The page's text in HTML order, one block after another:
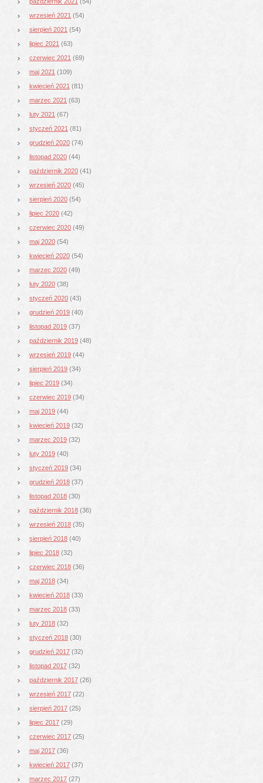
wrzesień 2021 (54)
sierpień 2021 (54)
lipiec 2021 (63)
czerwiec 2021 (69)
maj 2021 (109)
kwiecień 2021 (81)
marzec 2021 (63)
luty 2021 (67)
styczeń 2021 (81)
grudzień 2020 (74)
listopad 2020 (44)
październik 2020 (41)
wrzesień 2020 (45)
sierpień 2020 (54)
lipiec 2020 (42)
czerwiec 2020 (49)
maj 2020 (54)
kwiecień 2020 (54)
marzec 2020 (49)
luty 2020 (38)
styczeń 2020 (43)
grudzień 2019 (40)
listopad 2019 (37)
październik 2019 (48)
wrzesień 2019 (44)
sierpień 2019 (34)
lipiec 2019 (34)
czerwiec 2019 (34)
maj 2019 (44)
kwiecień 2019 (32)
marzec 2019 (32)
luty 2019 (40)
styczeń 2019 (34)
grudzień 2018 (37)
listopad 2018 (30)
październik 2018 (36)
wrzesień 2018 (35)
sierpień 2018 (40)
lipiec 2018 (32)
czerwiec 2018 (36)
maj 2018 (34)
kwiecień 2018 (33)
marzec 2018 (33)
luty 2018 (32)
styczeń 2018 (30)
grudzień 2017 (32)
listopad 2017 (32)
październik 2017 (26)
wrzesień 2017 (22)
sierpień 2017 (25)
lipiec 2017 (29)
czerwiec 2017 (25)
maj 2017 (36)
kwiecień 2017 (37)
marzec 2017 (27)